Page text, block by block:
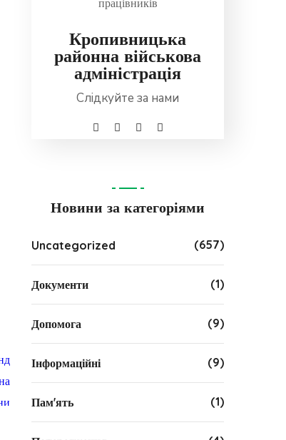
Кропивницька
районна військова
адміністрація
Слідкуйте за нами
Новини за категоріями
Uncategorized (657)
Документи (1)
Допомога (9)
Інформаційні (9)
Пам'ять (1)